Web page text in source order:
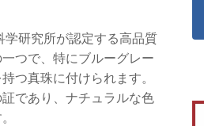
学研究所が認定する高品質
つで、特にブルーグレー
つ真珠に付けられます。
であり、ナチュラルな色